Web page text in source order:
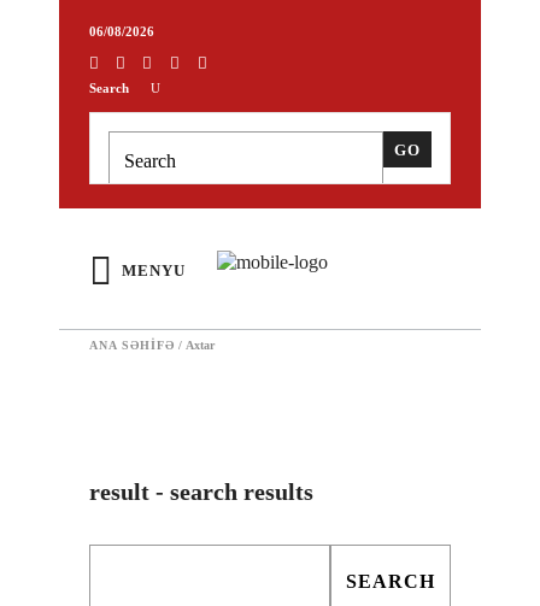
06/08/2026
Search
MENYU
ANA SƏHIFƏ / Axtar
result - search results